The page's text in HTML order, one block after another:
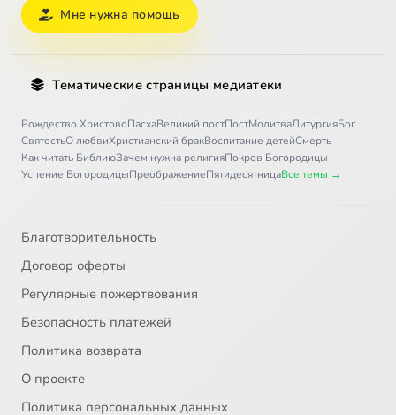
Мне нужна помощь
Тематические страницы медиатеки
Рождество ХристовоПасхаВеликий постПостМолитваЛитургияБог
СвятостьО любвиХристианский бракВоспитание детейСмерть
Как читать БиблиюЗачем нужна религияПокров Богородицы
Успение БогородицыПреображениеПятидесятницаВсе темы →
Благотворительность
Договор оферты
Регулярные пожертвования
Безопасность платежей
Политика возврата
О проекте
Политика персональных данных